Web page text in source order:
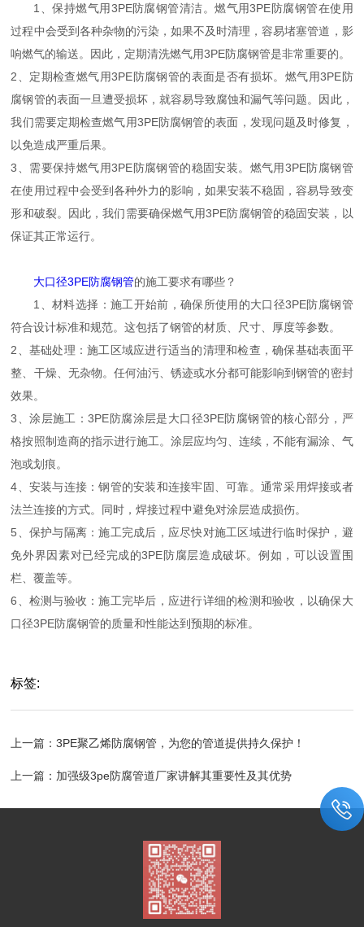
1、保持燃气用3PE防腐钢管清洁。燃气用3PE防腐钢管在使用
过程中会受到各种杂物的污染，如果不及时清理，容易堵塞管道，影
响燃气的输送。因此，定期清洗燃气用3PE防腐钢管是非常重要的。
2、定期检查燃气用3PE防腐钢管的表面是否有损坏。燃气用3PE防
腐钢管的表面一旦遭受损坏，就容易导致腐蚀和漏气等问题。因此，
我们需要定期检查燃气用3PE防腐钢管的表面，发现问题及时修复，
以免造成严重后果。
3、需要保持燃气用3PE防腐钢管的稳固安装。燃气用3PE防腐钢管
在使用过程中会受到各种外力的影响，如果安装不稳固，容易导致变
形和破裂。因此，我们需要确保燃气用3PE防腐钢管的稳固安装，以
保证其正常运行。
大口径3PE防腐钢管的施工要求有哪些？
1、材料选择：施工开始前，确保所使用的大口径3PE防腐钢管
符合设计标准和规范。这包括了钢管的材质、尺寸、厚度等参数。
2、基础处理：施工区域应进行适当的清理和检查，确保基础表面平
整、干燥、无杂物。任何油污、锈迹或水分都可能影响到钢管的密封
效果。
3、涂层施工：3PE防腐涂层是大口径3PE防腐钢管的核心部分，严
格按照制造商的指示进行施工。涂层应均匀、连续，不能有漏涂、气
泡或划痕。
4、安装与连接：钢管的安装和连接牢固、可靠。通常采用焊接或者
法兰连接的方式。同时，焊接过程中避免对涂层造成损伤。
5、保护与隔离：施工完成后，应尽快对施工区域进行临时保护，避
免外界因素对已经完成的3PE防腐层造成破坏。例如，可以设置围
栏、覆盖等。
6、检测与验收：施工完毕后，应进行详细的检测和验收，以确保大
口径3PE防腐钢管的质量和性能达到预期的标准。
标签:
上一篇：3PE聚乙烯防腐钢管，为您的管道提供持久保护！
上一篇： 加强级3pe防腐管道厂家讲解其重要性及其优势